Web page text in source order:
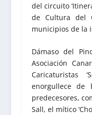
del circuito
de Cultura del
municipios de la
Dámaso del
Asociación
Caricaturistas
enorgullece
predecesores,
Sall, el mítico ‘Cho